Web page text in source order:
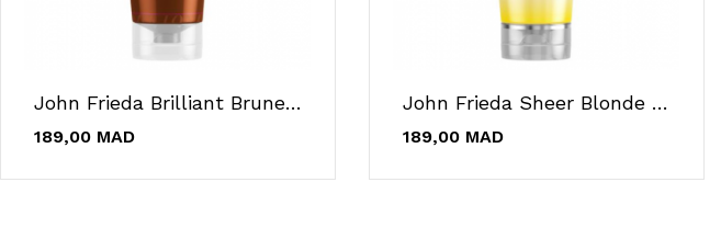
John Frieda Brilliant Brunette Shampooing...
189,00 MAD
John Frieda Sheer Blonde Go Blonder...
189,00 MAD